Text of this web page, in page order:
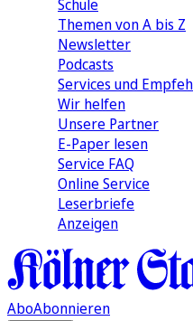
Schule
Themen von A bis Z
Newsletter
Podcasts
Services und
Wir helfen
Unsere Partner
E-Paper lesen
Service FAQ
Online Service
Leserbriefe
Anzeigen
AboAbonnieren